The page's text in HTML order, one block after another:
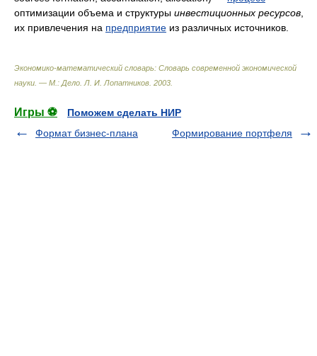
оптимизации объема и структуры инвестиционных ресурсов
их привлечения на предприятие из различных источников.
Экономико-математический словарь: Словарь современной экономической
науки. — М.: Дело Л. И. Лопатников 2003
Игры ⚽
Поможем сделать НИР
Формат бизнес-плана
Формирование портфеля